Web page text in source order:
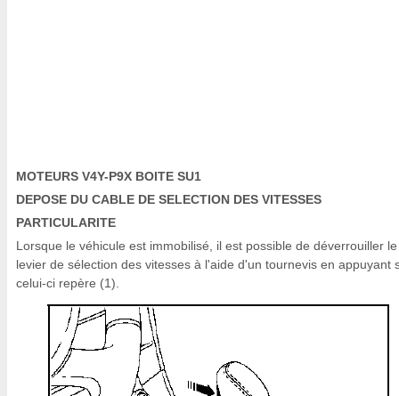
MOTEURS V4Y-P9X BOITE SU1
DEPOSE DU CABLE DE SELECTION DES VITESSES
PARTICULARITE
Lorsque le véhicule est immobilisé, il est possible de déverrouiller le
levier de sélection des vitesses à l'aide d'un tournevis en appuyant
celui-ci repère (1).